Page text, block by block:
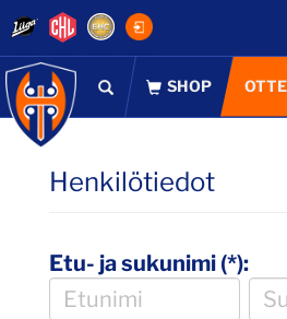
Henkilötiedot
Etu- ja sukunimi (*):